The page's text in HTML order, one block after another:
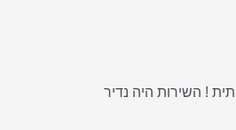
והאיכות שלהם גבוה יותר משמעותית ! השירות היה נדיר